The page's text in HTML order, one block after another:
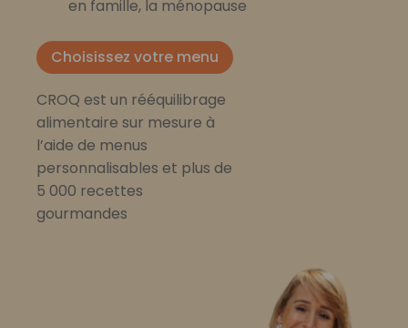
en famille, la ménopause
Choisissez votre menu
CROQ est un rééquilibrage
alimentaire sur mesure à
l’aide de menus
personnalisables et plus de
5 000 recettes
gourmandes